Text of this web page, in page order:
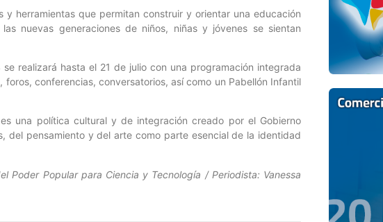
herramientas que permitan construir y orientar una educación
nuevas generaciones de niños, niñas y jóvenes se sientan
realizará hasta el 21 de julio con una programación integrada
conferencias, conversatorios, así como un Pabellón Infantil
una política cultural y de integración creado por el Gobierno
del pensamiento y del arte como parte esencial de la identidad
Poder Popular para Ciencia y Tecnología / Periodista: Vanessa